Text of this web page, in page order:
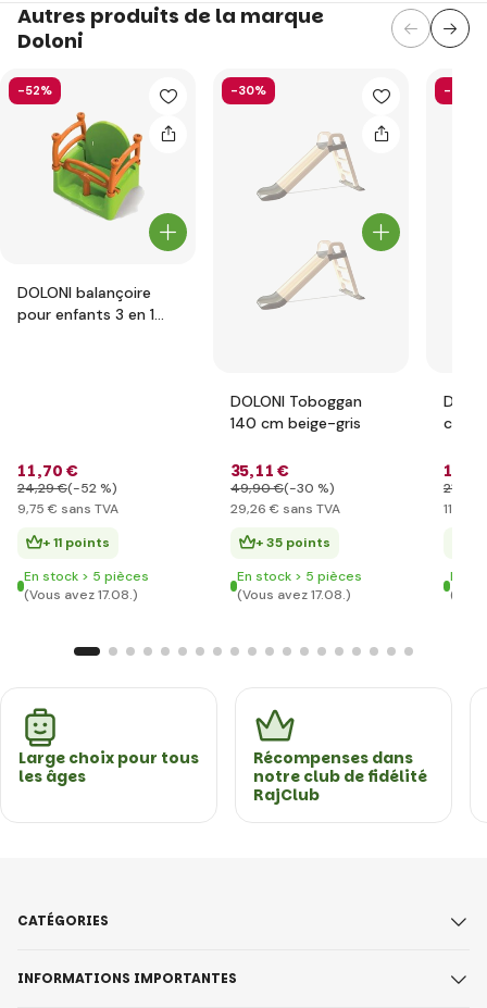
Autres produits de la marque
Doloni
-52%
DOLONI balançoire
pour enfants 3 en 1
11,70 €
24,29 €(-52 %)
9,75 € sans TVA
+ 11 points
En stock > 5 pièces
(Vous avez 17.08.)
-30%
DOLONI Toboggan
140 cm beige-gris
35,11 €
49,90 €(-30 %)
29,26 € sans TVA
+ 35 points
En stock > 5 pièces
(Vous avez 17.08.)
-38%
13
21
11
En
Large choix pour tous
les âges
Récompenses dans
notre club de fidélité
RajClub
CATÉGORIES
INFORMATIONS IMPORTANTES